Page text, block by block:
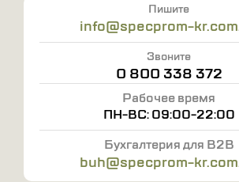
Пишите
info@specprom-
Звоните
0 800 338 372
Рабочее время
ПН-ВС: 09:00-22:00
Бухгалтерия для B2B
buh@specprom-